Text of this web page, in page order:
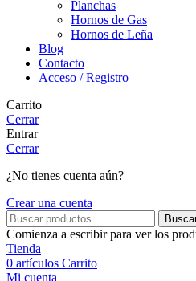
Planchas
Hornos de Gas
Hornos de Leña
Blog
Contacto
Acceso / Registro
Carrito
Cerrar
Entrar
Cerrar
¿No tienes cuenta aún?
Crear una cuenta
Comienza a escribir para ver los
Tienda
0 artículos Carrito
Mi cuenta